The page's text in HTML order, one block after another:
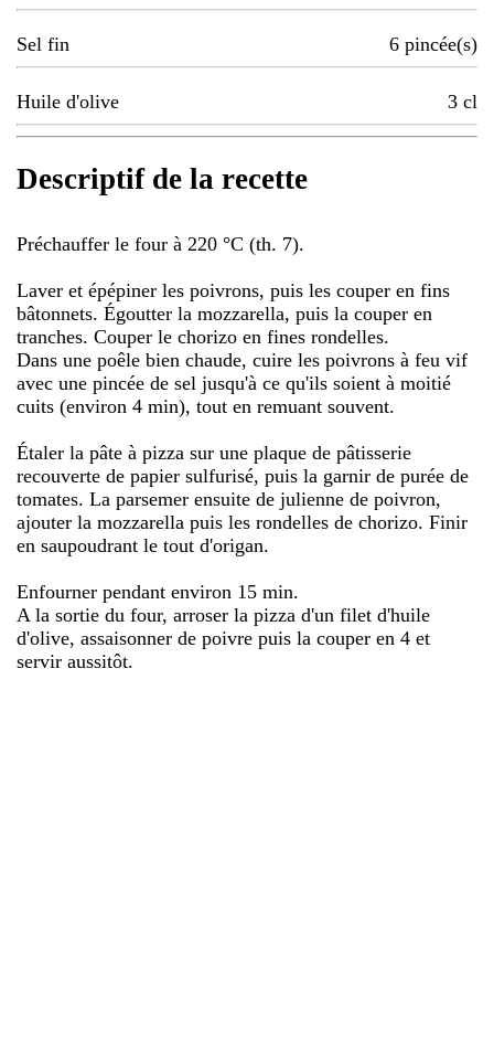
Sel fin 6 pincée(s)
Huile d'olive 3 cl
Descriptif de la recette
Préchauffer le four à 220 °C (th. 7).
Laver et épépiner les poivrons, puis les couper en fins
bâtonnets. Égoutter la mozzarella, puis la couper en
tranches. Couper le chorizo en fines rondelles.
Dans une poêle bien chaude, cuire les poivrons à feu vif
avec une pincée de sel jusqu'à ce qu'ils soient à moitié
cuits (environ 4 min), tout en remuant souvent.
Étaler la pâte à pizza sur une plaque de pâtisserie
recouverte de papier sulfurisé, puis la garnir de purée de
tomates. La parsemer ensuite de julienne de poivron,
ajouter la mozzarella puis les rondelles de chorizo. Finir
en saupoudrant le tout d'origan.
Enfourner pendant environ 15 min.
A la sortie du four, arroser la pizza d'un filet d'huile
d'olive, assaisonner de poivre puis la couper en 4 et
servir aussitôt.